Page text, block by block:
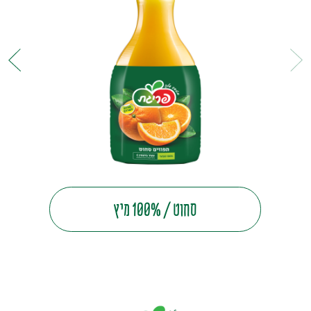
סחוט / 100% מיץ